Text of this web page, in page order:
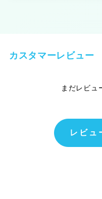
カスタマーレビュー
まだレビュ
レビュ